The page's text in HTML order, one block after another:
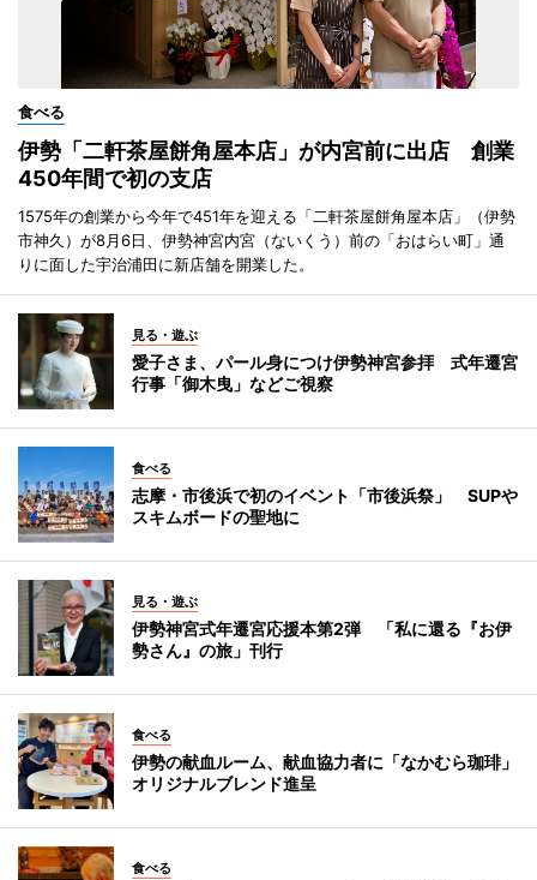
食べる
伊勢「二軒茶屋餅角屋本店」が内宮前に出店 創業
450年間で初の支店
1575年の創業から今年で451年を迎える「二軒茶屋餅角屋本店」（伊勢
市神久）が8月6日、伊勢神宮内宮（ないくう）前の「おはらい町」通
りに面した宇治浦田に新店舗を開業した。
見る・遊ぶ
愛子さま、パール身につけ伊勢神宮参拝 式年遷宮
行事「御木曳」などご視察
食べる
志摩・市後浜で初のイベント「市後浜祭」 SUPや
スキムボードの聖地に
見る・遊ぶ
伊勢神宮式年遷宮応援本第2弾 「私に還る『お伊
勢さん』の旅」刊行
食べる
伊勢の献血ルーム、献血協力者に「なかむら珈琲」
オリジナルブレンド進呈
食べる